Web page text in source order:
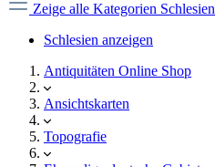
Zeige alle Kategorien Schlesien
Schlesien anzeigen
Antiquitäten Online Shop
Ansichtskarten
Topografie